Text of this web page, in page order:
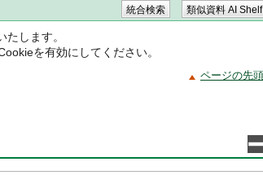
します。
を有効にしてください。
ページの先